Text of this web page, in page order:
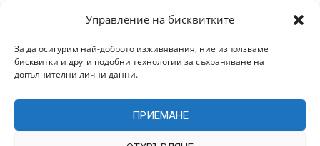
Управление на бисквитките
За да осигурим най-доброто изживявания, ние използваме
бисквитки и други подобни технологии за съхраняване на
допълнителни лични данни.
ПРИЕМАНЕ
Архив